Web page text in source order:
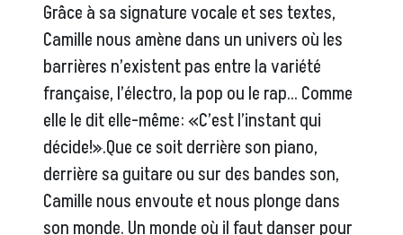
Grâce à sa signature vocale et ses textes,
Camille nous amène dans un univers où les
barrières n’existent pas entre la variété
française, l’électro, la pop ou le rap… Comme
elle le dit elle-même: «C’est l’instant qui
décide!».Que ce soit derrière son piano,
derrière sa guitare ou sur des bandes son,
Camille nous envoute et nous plonge dans
son monde. Un monde où il faut danser pour